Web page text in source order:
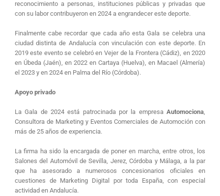
reconocimiento a personas, instituciones públicas y privadas que
con su labor contribuyeron en 2024 a engrandecer este deporte.
Finalmente cabe recordar que cada año esta Gala se celebra una
ciudad distinta de Andalucía con vinculación con este deporte. En
2019 este evento se celebró en Vejer de la Frontera (Cádiz), en 2020
en Úbeda (Jaén), en 2022 en Cartaya (Huelva), en Macael (Almería)
el 2023 y en 2024 en Palma del Río (Córdoba).
Apoyo privado
La Gala de 2024 está patrocinada por la empresaAutomociona,
Consultora de Marketing y Eventos Comerciales de Automoción con
más de 25 años de experiencia.
La firma ha sido la encargada de poner en marcha, entre otros, los
Salones del Automóvil de Sevilla, Jerez, Córdoba y Málaga, a la par
que ha asesorado a numerosos concesionarios oficiales en
cuestiones de Marketing Digital por toda España, con especial
actividad en Andalucía.